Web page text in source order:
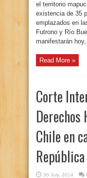
el territorio
existencia de 35
emplazados en
Futrono y Río
manifestarán
Read More »
Corte
Derechos
Chile en
30 July, 2014